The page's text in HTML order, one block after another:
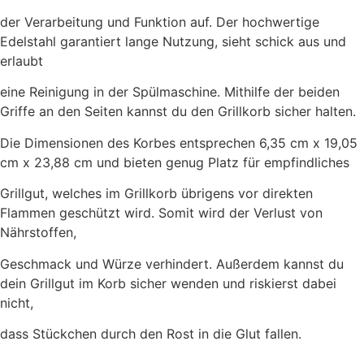
der Verarbeitung und Funktion auf. Der hochwertige
Edelstahl garantiert lange Nutzung, sieht schick aus und
erlaubt
eine Reinigung in der Spülmaschine. Mithilfe der beiden
Griffe an den Seiten kannst du den Grillkorb sicher halten.
Die Dimensionen des Korbes entsprechen 6,35 cm x 19,05
cm x 23,88 cm und bieten genug Platz für empfindliches
Grillgut, welches im Grillkorb übrigens vor direkten
Flammen geschützt wird. Somit wird der Verlust von
Nährstoffen,
Geschmack und Würze verhindert. Außerdem kannst du
dein Grillgut im Korb sicher wenden und riskierst dabei
nicht,
dass Stückchen durch den Rost in die Glut fallen.